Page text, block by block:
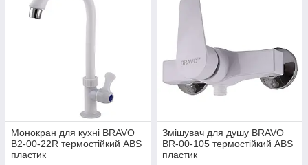
Монокран для кухні BRAVO
B2-00-22R термостійкий ABS
пластик
Змішувач для душу BRAVO
BR-00-105 термостійкий ABS
пластик